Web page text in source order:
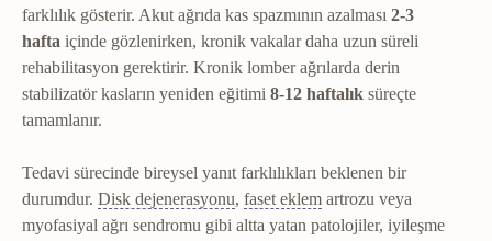
farklılık gösterir. Akut ağrıda kas spazmının azalması 2-3
hafta içinde gözlenirken, kronik vakalar daha uzun süreli
rehabilitasyon gerektirir. Kronik lomber ağrılarda derin
stabilizatör kasların yeniden eğitimi 8-12 haftalık süreçte
tamamlanır.
Tedavi sürecinde bireysel yanıt farklılıkları beklenen bir
durumdur. Disk dejenerasyonu DiskopatiDiskin su içeriğini ve
, faset eklemFaset eklemOmurları
artrozu veya
myofasiyal ağrı sendromu gibi altta yatan patolojiler, iyileşme